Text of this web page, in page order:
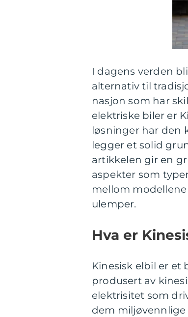
I dagens verden
alternativ til
nasjon som har
elektriske biler er
løsninger har den
legger et solid
artikkelen gir en
aspekter som
mellom
ulemper.
Hva er
Kinesisk elbil er et
produsert av
elektrisitet som
dem miljøvennlige